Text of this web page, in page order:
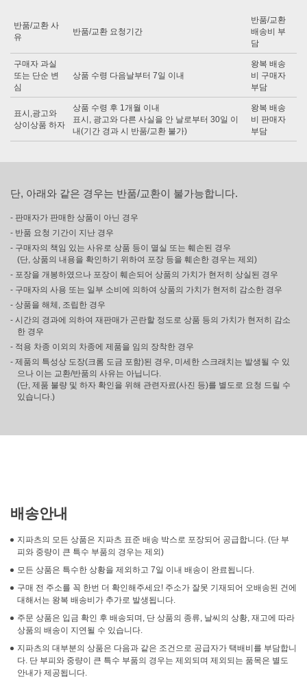
반품/교환 사
유
반품/교환 요청기간
반품/교환
배송비 부
담
구매자 과실
또는 단순 변
심
상품 수령 다음날부터 7일 이내
왕복 배송
비 구매자
부담
표시,광고와
상이상품 하자
상품 수령 후 1개월 이내
표시, 광고와 다른 사실을 안 날로부터 30일 이
내(기간 경과 시 반품/교환 불가)
왕복 배송
비 판매자
부담
단, 아래와 같은 경우는 반품/교환이 불가능합니다.
- 판매자가 판매한 상품이 아닌 경우
- 반품 요청 기간이 지난 경우
- 구매자의 책임 있는 사유로 상품 등이 멸실 또는 훼손된 경우
(단, 상품의 내용을 확인하기 위하여 포장 등을 훼손한 경우는 제외)
- 포장을 개봉하였으나 포장이 훼손되어 상품의 가치가 현저히 상실된 경우
- 구매자의 사용 또는 일부 소비에 의하여 상품의 가치가 현저히 감소한 경우
- 상품을 해체, 조립한 경우
- 시간의 경과에 의하여 재판매가 곤란할 정도로 상품 등의 가치가 현저히 감소
한 경우
- 적용 차종 이외의 차종에 제품을 임의 장착한 경우
- 제품의 특성상 도장(크롬 도금 포함)된 경우, 미세한 스크래치는 발생될 수 있
으나 이는 교환/반품의 사유는 아닙니다.
(단, 제품 불량 및 하자 확인을 위해 관련자료(사진 등)를 별도로 요청 드릴 수
있습니다.)
배송안내
지파츠의 모든 상품은 지파츠 표준 배송 박스로 포장되어 공급합니다. (단 부
피와 중량이 큰 특수 부품의 경우는 제외)
모든 상품은 특수한 상황을 제외하고 7일 이내 배송이 완료됩니다.
구매 전 주소를 꼭 한번 더 확인해주세요! 주소가 잘못 기재되어 오배송된 건에
대해서는 왕복 배송비가 추가로 발생됩니다.
주문 상품은 입금 확인 후 배송되며, 단 상품의 종류, 날씨의 상황, 재고에 따라
상품의 배송이 지연될 수 있습니다.
지파츠의 대부분의 상품은 다음과 같은 조건으로 공급자가 택배비를 부담합니
다. 단 부피와 중량이 큰 특수 부품의 경우는 제외되며 제외되는 품목은 별도
안내가 제공됩니다.